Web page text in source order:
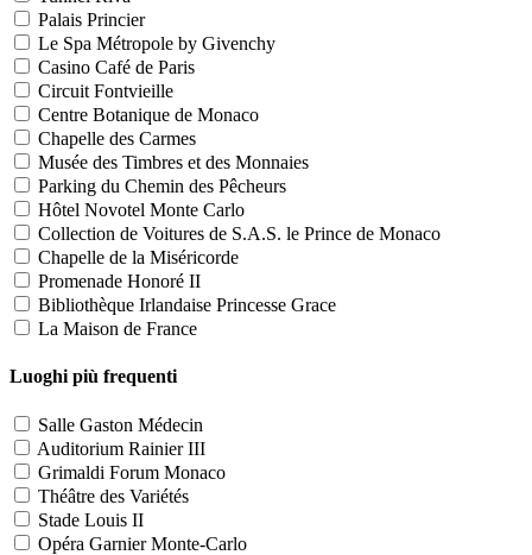
Palais Princier
Le Spa Métropole by Givenchy
Casino Café de Paris
Circuit Fontvieille
Centre Botanique de Monaco
Chapelle des Carmes
Musée des Timbres et des Monnaies
Parking du Chemin des Pêcheurs
Hôtel Novotel Monte Carlo
Collection de Voitures de S.A.S. le Prince de Monaco
Chapelle de la Miséricorde
Promenade Honoré II
Bibliothèque Irlandaise Princesse Grace
La Maison de France
Luoghi più frequenti
Salle Gaston Médecin
Auditorium Rainier III
Grimaldi Forum Monaco
Théâtre des Variétés
Stade Louis II
Opéra Garnier Monte-Carlo